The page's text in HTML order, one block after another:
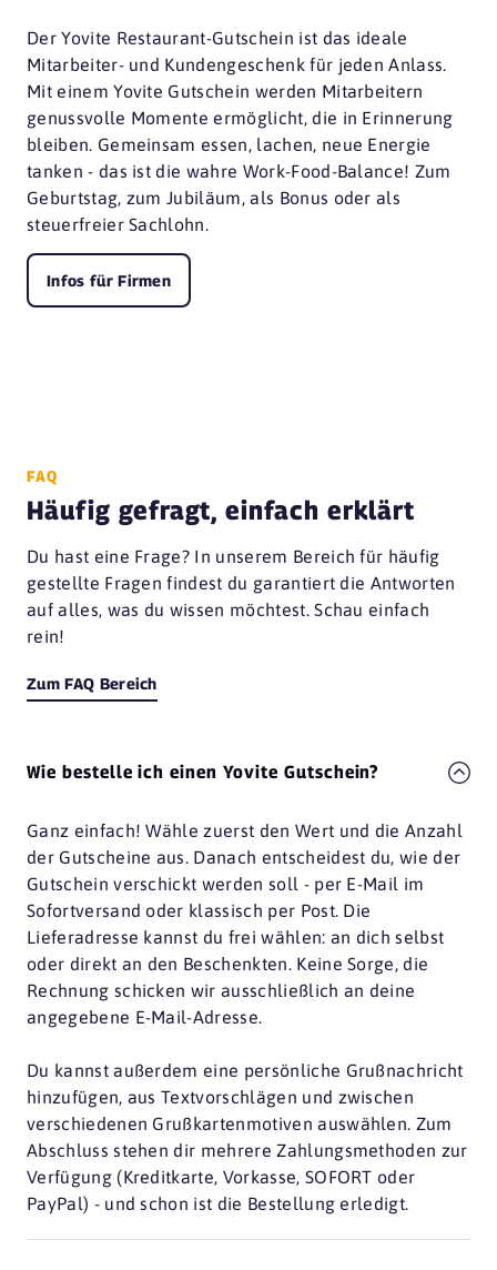
Der Yovite Restaurant-Gutschein ist das ideale
Mitarbeiter- und Kundengeschenk für jeden Anlass.
Mit einem Yovite Gutschein werden Mitarbeitern
genussvolle Momente ermöglicht, die in Erinnerung
bleiben. Gemeinsam essen, lachen, neue Energie
tanken - das ist die wahre Work-Food-Balance! Zum
Geburtstag, zum Jubiläum, als Bonus oder als
steuerfreier Sachlohn.
Infos für Firmen
FAQ
Häufig gefragt, einfach erklärt
Du hast eine Frage? In unserem Bereich für häufig
gestellte Fragen findest du garantiert die Antworten
auf alles, was du wissen möchtest. Schau einfach
rein!
Zum FAQ Bereich
Wie bestelle ich einen Yovite Gutschein?
Ganz einfach! Wähle zuerst den Wert und die Anzahl
der Gutscheine aus. Danach entscheidest du, wie der
Gutschein verschickt werden soll - per E-Mail im
Sofortversand oder klassisch per Post. Die
Lieferadresse kannst du frei wählen: an dich selbst
oder direkt an den Beschenkten. Keine Sorge, die
Rechnung schicken wir ausschließlich an deine
angegebene E-Mail-Adresse.
Du kannst außerdem eine persönliche Grußnachricht
hinzufügen, aus Textvorschlägen und zwischen
verschiedenen Grußkartenmotiven auswählen. Zum
Abschluss stehen dir mehrere Zahlungsmethoden zur
Verfügung (Kreditkarte, Vorkasse, SOFORT oder
PayPal) - und schon ist die Bestellung erledigt.